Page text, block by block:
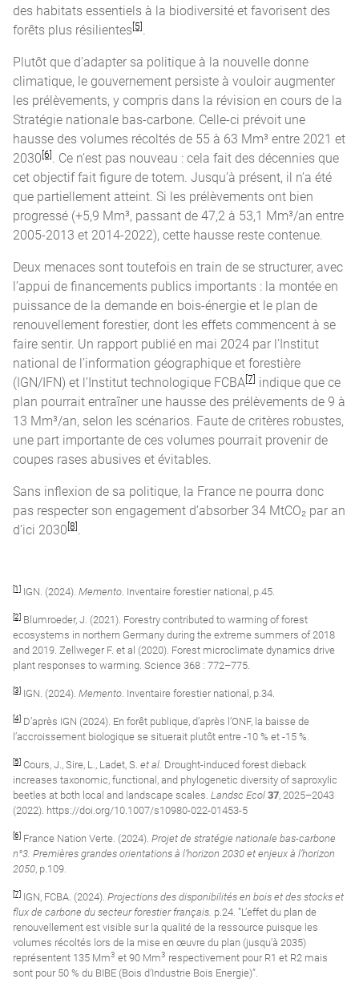
des habitats essentiels à la biodiversité et favorisent des
forêts plus résilientes[5]
Plutôt que d’adapter sa politique à la nouvelle donne
climatique, le gouvernement persiste à vouloir augmenter
les prélèvements, y compris dans la révision en cours de la
Stratégie nationale bas-carbone. Celle-ci prévoit une
hausse des volumes récoltés de 55 à 63 Mm³ entre 2021 et
2030[6]
. Ce n’est pas nouveau : cela fait des décennies que
cet objectif fait figure de totem. Jusqu’à présent, il n’a été
que partiellement atteint. Si les prélèvements ont bien
progressé (+5,9 Mm³, passant de 47,2 à 53,1 Mm³/an entre
2005-2013 et 2014-2022), cette hausse reste contenue.
Deux menaces sont toutefois en train de se structurer, avec
l’appui de financements publics importants : la montée en
puissance de la demande en bois-énergie et le plan de
renouvellement forestier, dont les effets commencent à se
faire sentir. Un rapport publié en mai 2024 par l’Institut
national de l’information géographique et forestière
(IGN/IFN) et l’Institut technologique FCBA[7] indique que ce
plan pourrait entraîner une hausse des prélèvements de 9 à
13 Mm³/an, selon les scénarios. Faute de critères robustes,
une part importante de ces volumes pourrait provenir de
coupes rases abusives et évitables.
Sans inflexion de sa politique, la France ne pourra donc
pas respecter son engagement d’absorber 34 MtCO₂ par an
d’ici 2030[8]
[1] IGN. (2024). Memento. Inventaire forestier national, p.45.
[2] Blumroeder, J. (2021). Forestry contributed to warming of forest
ecosystems in northern Germany during the extreme summers of 2018
and 2019. Zellweger F. et al (2020). Forest microclimate dynamics drive
plant responses to warming. Science 368 : 772–775.
[3] IGN. (2024). Memento. Inventaire forestier national, p.34.
[4] D’après IGN (2024). En forêt publique, d’après l’ONF, la baisse de
l’accroissement biologique se situerait plutôt entre -10 % et -15 %.
[5] Cours, J., Sire, L., Ladet, S. et al. Drought-induced forest dieback
increases taxonomic, functional, and phylogenetic diversity of saproxylic
beetles at both local and landscape scales. Landsc Ecol37, 2025–2043
(2022). https://doi.org/10.1007/s10980-022-01453-5
[6] France Nation Verte. (2024). Projet de stratégie nationale bas-carbone
n°3. Premières grandes orientations à l’horizon 2030 et enjeux à l’horizon
2050, p.109.
[7] IGN, FCBA. (2024). Projections des disponibilités en bois et des stocks et
flux de carbone du secteur forestier français. p.24. ”L’effet du plan de
renouvellement est visible sur la qualité de la ressource puisque les
volumes récoltés lors de la mise en œuvre du plan (jusqu’à 2035)
représentent 135 Mm3 et 90 Mm3 respectivement pour R1 et R2 mais
sont pour 50 % du BIBE (Bois d’Industrie Bois Energie)”.